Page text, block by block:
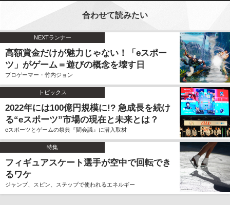
合わせて読みたい
NEXTランナー
高額賞金だけが魅力じゃない！「eスポー
ツ」がゲーム＝遊びの概念を壊す日
プロゲーマー・竹内ジョン
トピックス
2022年には100億円規模に!? 急成長を続け
る“eスポーツ”市場の現在と未来とは？
eスポーツとゲームの祭典『闘会議』に潜入取材
特集
フィギュアスケート選手が空中で回転でき
るワケ
ジャンプ、スピン、ステップで使われるエネルギー